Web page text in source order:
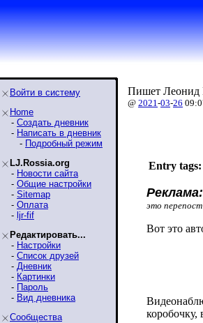
Войти в систему
Home
- Создать дневник
- Написать в дневник
- Подробный режим
LJ.Rossia.org
- Новости сайта
- Общие настройки
- Sitemap
- Оплата
- ljr-fif
Редактировать...
- Настройки
- Список друзей
- Дневник
- Картинки
- Пароль
- Вид дневника
Сообщества
Пишет Леонид
@ 2021-03-26
Entry tags:
это
Вот это
коробочку,